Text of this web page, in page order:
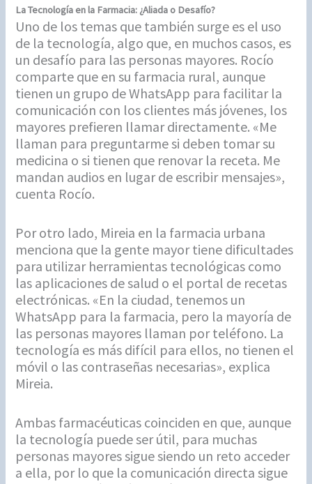
La Tecnología en la Farmacia: ¿Aliada o Desafío?
Uno de los temas que también surge es el uso
de la tecnología, algo que, en muchos casos, es
un desafío para las personas mayores. Rocío
comparte que en su farmacia rural, aunque
tienen un grupo de WhatsApp para facilitar la
comunicación con los clientes más jóvenes, los
mayores prefieren llamar directamente. «Me
llaman para preguntarme si deben tomar su
medicina o si tienen que renovar la receta. Me
mandan audios en lugar de escribir mensajes»,
cuenta Rocío.
Por otro lado, Mireia en la farmacia urbana
menciona que la gente mayor tiene dificultades
para utilizar herramientas tecnológicas como
las aplicaciones de salud o el portal de recetas
electrónicas. «En la ciudad, tenemos un
WhatsApp para la farmacia, pero la mayoría de
las personas mayores llaman por teléfono. La
tecnología es más difícil para ellos, no tienen el
móvil o las contraseñas necesarias», explica
Mireia.
Ambas farmacéuticas coinciden en que, aunque
la tecnología puede ser útil, para muchas
personas mayores sigue siendo un reto acceder
a ella, por lo que la comunicación directa sigue